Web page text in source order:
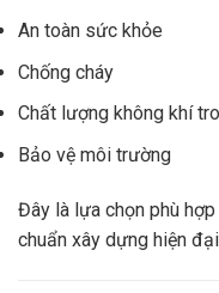
An toàn sức khỏe
Chống cháy
Chất lượng không khí
Bảo vệ môi trường
Đây là lựa chọn phù
chuẩn xây dựng hiện